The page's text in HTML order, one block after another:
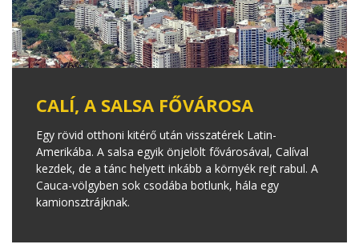
CALÍ, A SALSA FŐVÁROSA
Egy rövid otthoni kitérő után visszatérek Latin-
Amerikába. A salsa egyik önjelölt fővárosával, Calíval
kezdek, de a tánc helyett inkább a környék rejt rabul. A
Cauca-völgyben sok csodába botlunk, hála egy
kamionsztrájknak.